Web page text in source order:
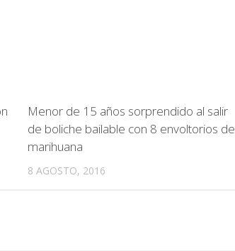
Menor de 15 años sorprendido al salir
de boliche bailable con 8 envoltorios de
marihuana
8 AGOSTO, 2016